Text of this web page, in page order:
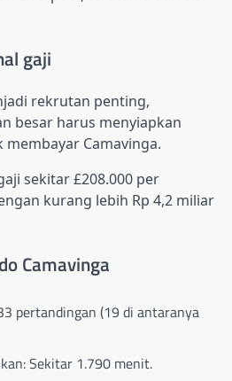
gaji
rekrutan penting,
besar harus menyiapkan
Camavinga.
sekitar £208.000 per
kurang lebih Rp 4,2 miliar
Camavinga
pertandingan (19 di antaranya
Sekitar 1.790 menit.